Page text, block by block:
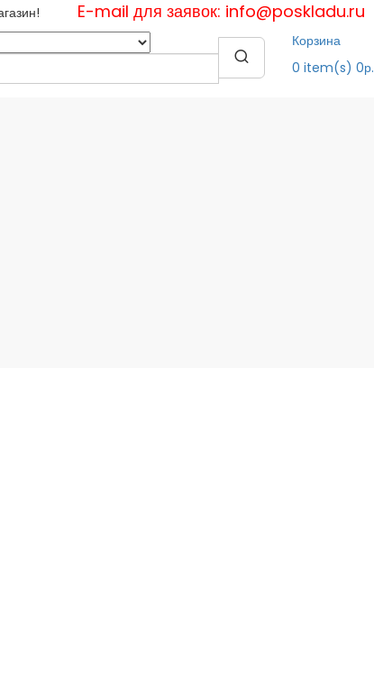
магазин! E-mail для заявок: info@poskladu.ru
Корзина
0 item(s) 0р.